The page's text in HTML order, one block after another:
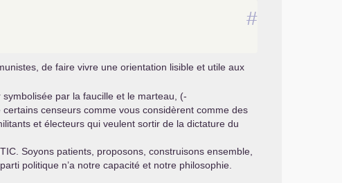
#
de faire vivre une orientation lisible et utile aux
par la faucille et le marteau, (-
censeurs comme vous considèrent comme des
et électeurs qui veulent sortir de la dictature du
. Soyons patients, proposons, construisons ensemble,
politique n’a notre capacité et notre philosophie.